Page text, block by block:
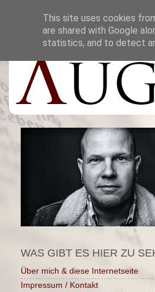
WAS GIBT ES HIER ZU
Über mich & diese Internetseite
Impressum / Kontakt
This site uses cookies
are shared with Google
statistics, and to detect